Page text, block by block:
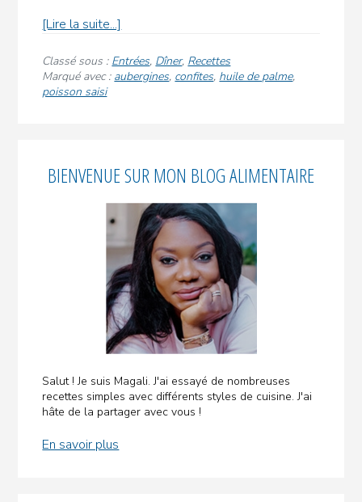
[Lire la suite...]
des
aubergines
palme
et
du
poisson
poêlé
Classé sous : Entrées, Dîner, Recettes
Marqué avec : aubergines, confites, huile de palme,
poisson saisi
principal
BIENVENUE SUR MON BLOG ALIMENTAIRE
Salut ! Je suis Magali. J'ai essayé de nombreuses
recettes simples avec différents styles de cuisine. J'ai
hâte de la partager avec vous !
En savoir plus